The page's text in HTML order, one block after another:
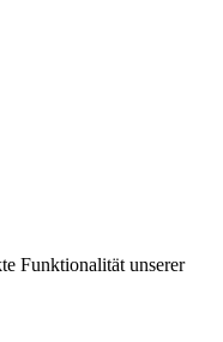
Funktionalität unserer